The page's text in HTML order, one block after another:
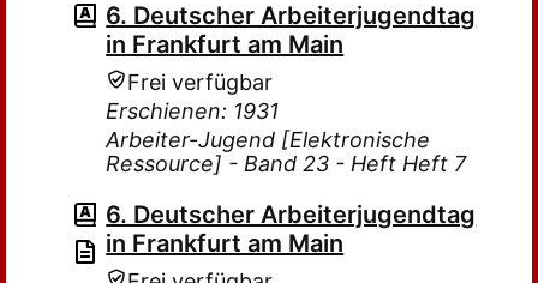
6. Deutscher Arbeiterjugendtag
in Frankfurt am Main
Frei verfügbar
Erschienen: 1931
Arbeiter-Jugend [Elektronische
Ressource] - Band 23 - Heft Heft 7
6. Deutscher Arbeiterjugendtag
in Frankfurt am Main